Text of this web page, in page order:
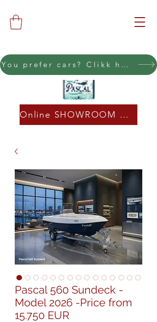
You prefer cars? Clikk here
Online SHOWROOM CLICK
Pascal 560 Sundeck -
Model 2026 -Price from
15.750 EUR